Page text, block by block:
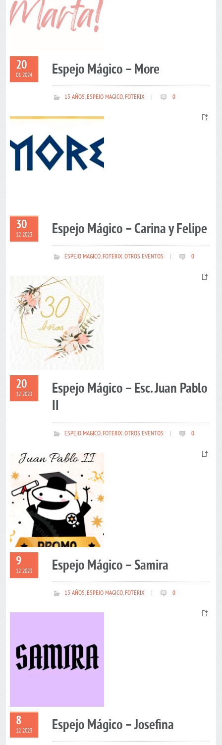
20
01 2024 Espejo Mágico – More
15 AÑOS,ESPEJO MAGICO,FOTERIX 0
30
12 2023 Espejo Mágico – Carina y Felipe
ESPEJO MAGICO,FOTERIX,OTROS EVENTOS 0
20
12 2023
Espejo Mágico – Esc. Juan Pablo
II
ESPEJO MAGICO,FOTERIX,OTROS EVENTOS 0
9
12 2023 Espejo Mágico – Samira
15 AÑOS,ESPEJO MAGICO,FOTERIX 0
8
12 2023 Espejo Mágico – Josefina